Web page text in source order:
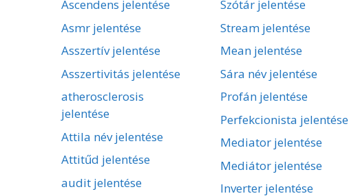
Ascendens jelentése
Asmr jelentése
Asszertív jelentése
Asszertivitás jelentése
atherosclerosis
jelentése
Attila név jelentése
Attitűd jelentése
audit jelentése
Szótár jelentése
Stream jelentése
Mean jelentése
Sára név jelentése
Profán jelentése
Perfekcionista jelentése
Mediator jelentése
Mediátor jelentése
Inverter jelentése